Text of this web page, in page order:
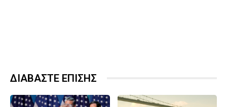
ΔΙΑΒΑΣΤΕ ΕΠΙΣΗΣ